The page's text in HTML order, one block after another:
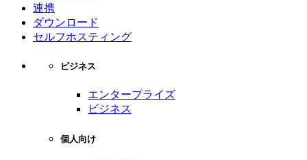
連携
ダウンロード
セルフホスティング
ビジネス
エンタープライズ
ビジネス
個人向け